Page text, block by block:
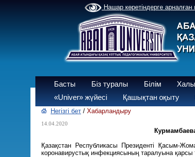
Нашар көретіндерге арналған
Басты Біз туралы Білім
«Univer» жүйесі
Қашықтан оқыту
Негізгі бет / Хабарландыру
14.04.2020
Қазақстан Республикасы Президенті Қасым-
коронавирустық инфекциясының таралуына